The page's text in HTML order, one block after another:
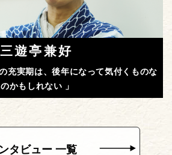
三遊亭兼好
充実期は、後年になって気付くものな
のかもしれない 」
タビュー 一覧